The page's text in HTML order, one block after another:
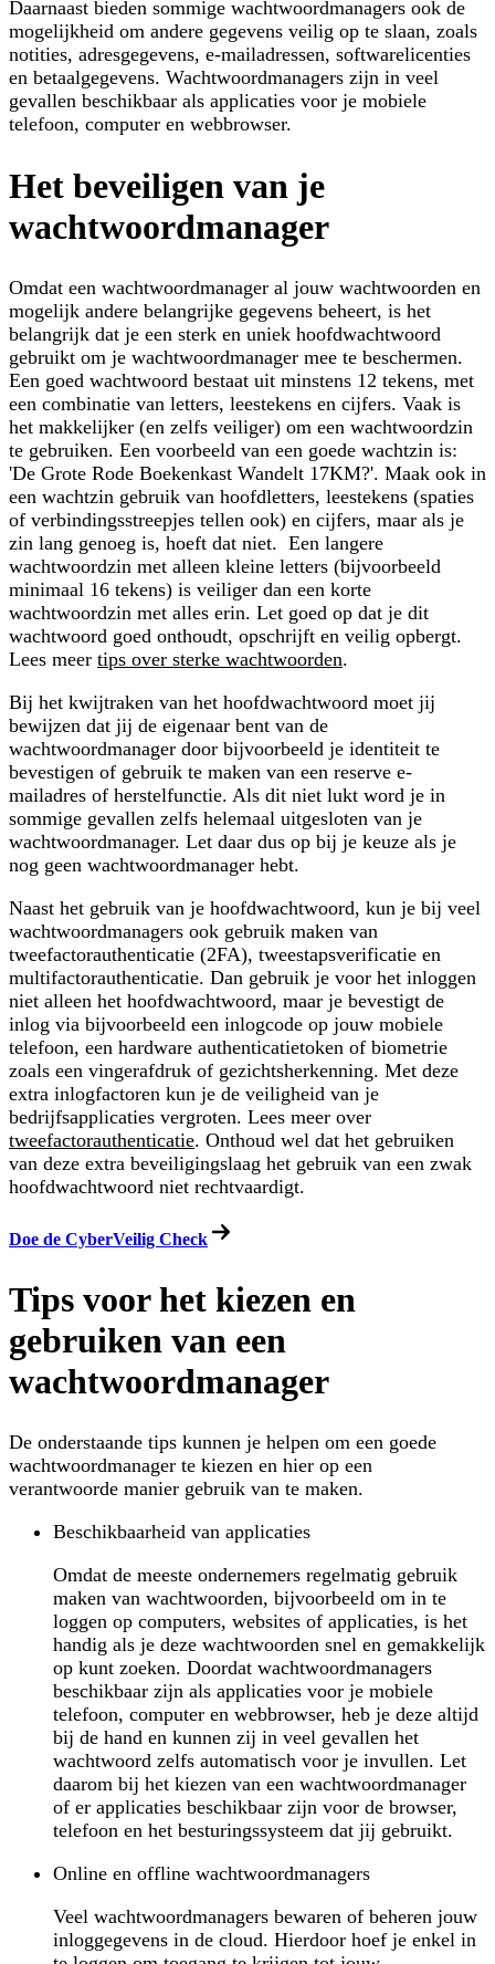
Daarnaast bieden sommige wachtwoordmanagers ook de
mogelijkheid om andere gegevens veilig op te slaan, zoals
notities, adresgegevens, e-mailadressen, softwarelicenties
en betaalgegevens. Wachtwoordmanagers zijn in veel
gevallen beschikbaar als applicaties voor je mobiele
telefoon, computer en webbrowser.
Het beveiligen van je
wachtwoordmanager
Omdat een wachtwoordmanager al jouw wachtwoorden en
mogelijk andere belangrijke gegevens beheert, is het
belangrijk dat je een sterk en uniek hoofdwachtwoord
gebruikt om je wachtwoordmanager mee te beschermen.
Een goed wachtwoord bestaat uit minstens 12 tekens, met
een combinatie van letters, leestekens en cijfers. Vaak is
het makkelijker (en zelfs veiliger) om een wachtwoordzin
te gebruiken. Een voorbeeld van een goede wachtzin is:
'De Grote Rode Boekenkast Wandelt 17KM?'. Maak ook in
een wachtzin gebruik van hoofdletters, leestekens (spaties
of verbindingsstreepjes tellen ook) en cijfers, maar als je
zin lang genoeg is, hoeft dat niet. Een langere
wachtwoordzin met alleen kleine letters (bijvoorbeeld
minimaal 16 tekens) is veiliger dan een korte
wachtwoordzin met alles erin. Let goed op dat je dit
wachtwoord goed onthoudt, opschrijft en veilig opbergt.
Lees meer tips over sterke wachtwoorden.
Bij het kwijtraken van het hoofdwachtwoord moet jij
bewijzen dat jij de eigenaar bent van de
wachtwoordmanager door bijvoorbeeld je identiteit te
bevestigen of gebruik te maken van een reserve e-
mailadres of herstelfunctie. Als dit niet lukt word je in
sommige gevallen zelfs helemaal uitgesloten van je
wachtwoordmanager. Let daar dus op bij je keuze als je
nog geen wachtwoordmanager hebt.
Naast het gebruik van je hoofdwachtwoord, kun je bij veel
wachtwoordmanagers ook gebruik maken van
tweefactorauthenticatie (2FA), tweestapsverificatie en
multifactorauthenticatie. Dan gebruik je voor het inloggen
niet alleen het hoofdwachtwoord, maar je bevestigt de
inlog via bijvoorbeeld een inlogcode op jouw mobiele
telefoon, een hardware authenticatietoken of biometrie
zoals een vingerafdruk of gezichtsherkenning. Met deze
extra inlogfactoren kun je de veiligheid van je
bedrijfsapplicaties vergroten. Lees meer over
tweefactorauthenticatie. Onthoud wel dat het gebruiken
van deze extra beveiligingslaag het gebruik van een zwak
hoofdwachtwoord niet rechtvaardigt.
Doe de CyberVeilig Check
Tips voor het kiezen en
gebruiken van een
wachtwoordmanager
De onderstaande tips kunnen je helpen om een goede
wachtwoordmanager te kiezen en hier op een
verantwoorde manier gebruik van te maken.
Beschikbaarheid van applicaties
Omdat de meeste ondernemers regelmatig gebruik
maken van wachtwoorden, bijvoorbeeld om in te
loggen op computers, websites of applicaties, is het
handig als je deze wachtwoorden snel en gemakkelijk
op kunt zoeken. Doordat wachtwoordmanagers
beschikbaar zijn als applicaties voor je mobiele
telefoon, computer en webbrowser, heb je deze altijd
bij de hand en kunnen zij in veel gevallen het
wachtwoord zelfs automatisch voor je invullen. Let
daarom bij het kiezen van een wachtwoordmanager
of er applicaties beschikbaar zijn voor de browser,
telefoon en het besturingssysteem dat jij gebruikt.
Online en offline wachtwoordmanagers
Veel wachtwoordmanagers bewaren of beheren jouw
inloggegevens in de cloud. Hierdoor hoef je enkel in